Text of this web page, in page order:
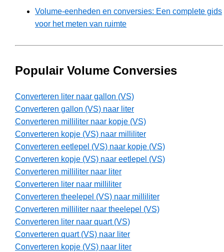
Volume-eenheden en conversies: Een complete gids
voor het meten van ruimte
Populair Volume Conversies
Converteren liter naar gallon (VS)
Converteren gallon (VS) naar liter
Converteren milliliter naar kopje (VS)
Converteren kopje (VS) naar milliliter
Converteren eetlepel (VS) naar kopje (VS)
Converteren kopje (VS) naar eetlepel (VS)
Converteren milliliter naar liter
Converteren liter naar milliliter
Converteren theelepel (VS) naar milliliter
Converteren milliliter naar theelepel (VS)
Converteren liter naar quart (VS)
Converteren quart (VS) naar liter
Converteren kopje (VS) naar liter